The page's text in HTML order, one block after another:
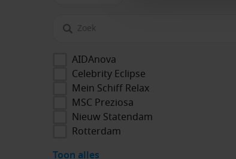
AIDAnova
Celebrity Eclipse
Mein Schiff Relax
MSC Preziosa
Nieuw Statendam
Rotterdam
Toon alles